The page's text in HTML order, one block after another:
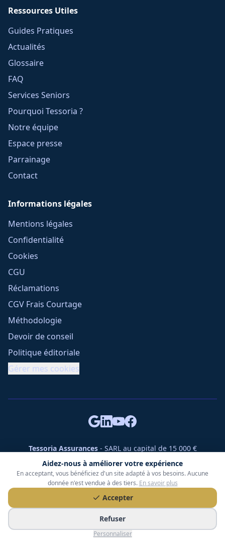
Aidez-nous à améliorer votre expérience
En acceptant, vous bénéficiez d'un site adapté à vos besoins. Aucune
donnée n'est vendue à des tiers. En savoir plus
Accepter
Refuser
Personnaliser
Ressources Utiles
Guides Pratiques
Actualités
Glossaire
FAQ
Services Seniors
Pourquoi Tessoria ?
Notre équipe
Espace presse
Parrainage
Contact
Informations légales
Mentions légales
Confidentialité
Cookies
CGU
Réclamations
CGV Frais Courtage
Méthodologie
Devoir de conseil
Politique éditoriale
Gérer mes cookies
Tessoria Assurances- SARL au capital de 15 000 €
ORIAS n° 25007309 - RCS 990 206 179 - Membre du réseau
360 Courtage
RC Pro : Klarity - Contrat n° CCOUK000785
49 chemin des Gardettes Sine, 06570 Saint-Paul-de-Vence
© Tessoria Assurances. Tous droits réservés.